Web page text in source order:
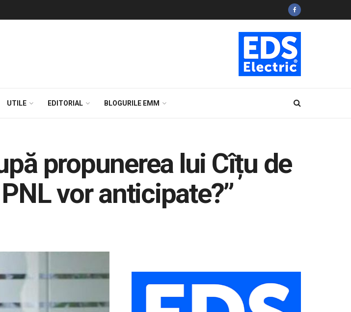
UTILE EDITORIAL BLOGURILE EMM
propunerea lui Cîțu de
vor anticipate?”